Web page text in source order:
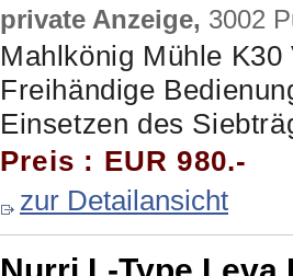
private Anzeige, 3002
Mahlkönig Mühle
Freihändige
Einsetzen des
Preis : EUR 980.-
zur Detailansicht